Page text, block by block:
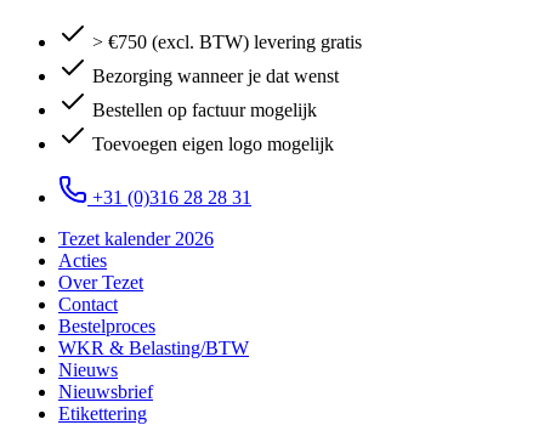
> €750 (excl. BTW) levering gratis
Bezorging wanneer je dat wenst
Bestellen op factuur mogelijk
Toevoegen eigen logo mogelijk
+31 (0)316 28 28 31
Tezet kalender 2026
Acties
Over Tezet
Contact
Bestelproces
WKR & Belasting/BTW
Nieuws
Nieuwsbrief
Etikettering